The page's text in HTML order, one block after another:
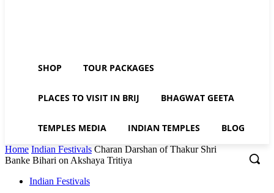
SHOP TOUR PACKAGES
PLACES TO VISIT IN BRIJ BHAGWAT GEETA
TEMPLES MEDIA INDIAN TEMPLES BLOG
Home Indian Festivals Charan Darshan of Thakur Shri
Banke Bihari on Akshaya Tritiya
Indian Festivals